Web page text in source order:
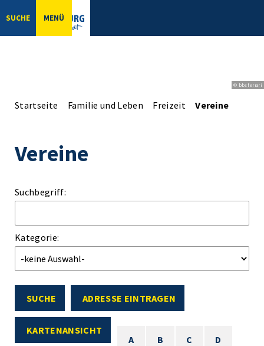
SUCHE MENÜ
© bbsferrari
Startseite Familie und Leben Freizeit Vereine
Vereine
Suchbegriff:
Kategorie:
SUCHE ADRESSE EINTRAGEN
KARTENANSICHT
A
B C D